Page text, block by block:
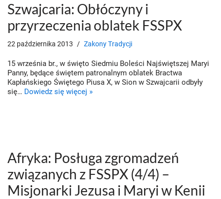
Szwajcaria: Obłóczyny i
przyrzeczenia oblatek FSSPX
22 października 2013 Zakony Tradycji
15 września br., w święto Siedmiu Boleści Najświętszej Maryi
Panny, będące świętem patronalnym oblatek Bractwa
Kapłańskiego Świętego Piusa X, w Sion w Szwajcarii odbyły
się… Dowiedz się więcej »
Afryka: Posługa zgromadzeń
związanych z FSSPX (4/4) –
Misjonarki Jezusa i Maryi w Kenii